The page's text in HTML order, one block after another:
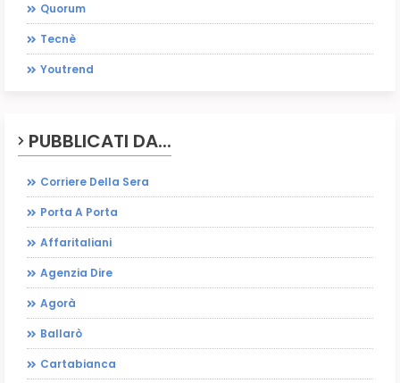
Quorum
Tecnè
Youtrend
PUBBLICATI DA...
Corriere Della Sera
Porta A Porta
Affaritaliani
Agenzia Dire
Agorà
Ballarò
Cartabianca